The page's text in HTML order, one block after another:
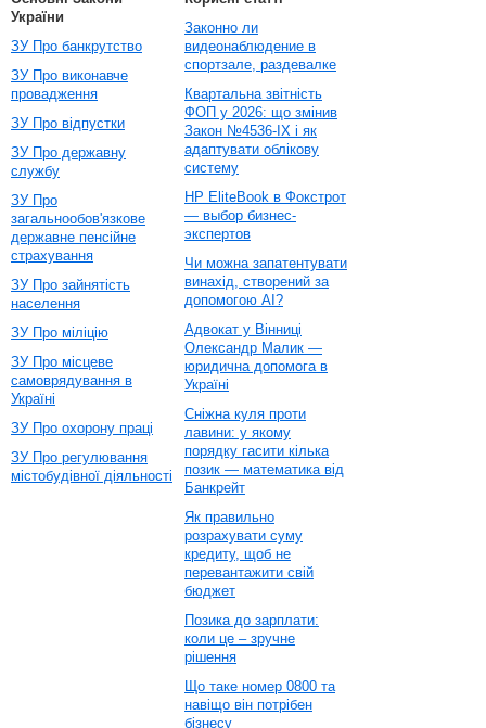
України
ЗУ Про банкрутство
ЗУ Про виконавче
провадження
ЗУ Про відпустки
ЗУ Про державну
службу
ЗУ Про
загальнообов'язкове
державне пенсійне
страхування
ЗУ Про зайнятість
населення
ЗУ Про міліцію
ЗУ Про місцеве
самоврядування в
Україні
ЗУ Про охорону праці
ЗУ Про регулювання
містобудівної діяльності
Законно ли
видеонаблюдение в
спортзале, раздевалке
Квартальна звітність
ФОП у 2026: що змінив
Закон №4536-IX і як
адаптувати облікову
систему
HP EliteBook в Фокстрот
— выбор бизнес-
экспертов
Чи можна запатентувати
винахід, створений за
допомогою AI?
Адвокат у Вінниці
Олександр Малик —
юридична допомога в
Україні
Сніжна куля проти
лавини: у якому
порядку гасити кілька
позик — математика від
Банкрейт
Як правильно
розрахувати суму
кредиту, щоб не
перевантажити свій
бюджет
Позика до зарплати:
коли це – зручне
рішення
Що таке номер 0800 та
навіщо він потрібен
бізнесу